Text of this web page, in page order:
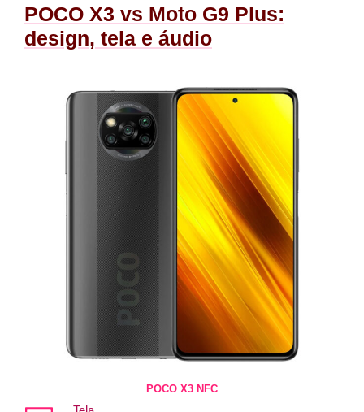
POCO X3 vs Moto G9 Plus:
design, tela e áudio
POCO X3 NFC